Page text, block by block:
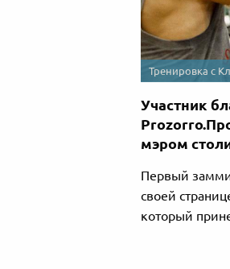
Тренировка с
Участник
мэром
Первый
своей
который